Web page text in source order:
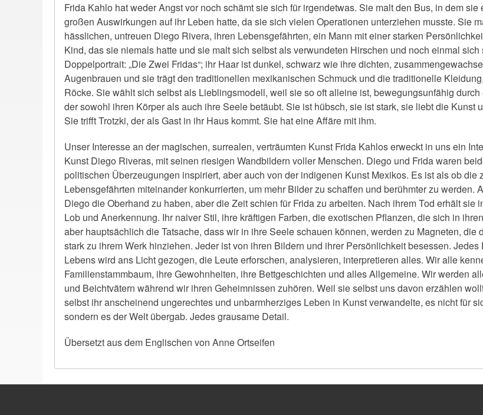
Frida Kahlo hat weder Angst vor noch schämt sie sich für irgendetwas. Sie malt den Bus, in dem sie
großen Auswirkungen auf ihr Leben hatte, da sie sich vielen Operationen unterziehen musste. Sie
hässlichen, untreuen Diego Rivera, ihren Lebensgefährten, ein Mann mit einer starken
Kind, das sie niemals hatte und sie malt sich selbst als verwundeten Hirschen und noch einmal sich
Doppelportrait: „Die Zwei Fridas“; ihr Haar ist dunkel, schwarz wie ihre dichten,
Augenbrauen und sie trägt den traditionellen mexikanischen Schmuck und die traditionelle
Röcke. Sie wählt sich selbst als Lieblingsmodell, weil sie so oft alleine ist, bewegungsunfähig durch
der sowohl ihren Körper als auch ihre Seele betäubt. Sie ist hübsch, sie ist stark, sie liebt die Kunst
Sie trifft Trotzki, der als Gast in ihr Haus kommt. Sie hat eine Affäre mit ihm.
Unser Interesse an der magischen, surrealen, verträumten Kunst Frida Kahlos erweckt in uns ein
Kunst Diego Riveras, mit seinen riesigen Wandbildern voller Menschen. Diego und Frida waren
politischen Überzeugungen inspiriert, aber auch von der indigenen Kunst Mexikos. Es ist als ob die
Lebensgefährten miteinander konkurrierten, um mehr Bilder zu schaffen und berühmter zu werden.
Diego die Oberhand zu haben, aber die Zeit schien für Frida zu arbeiten. Nach ihrem Tod erhält sie
Lob und Anerkennung. Ihr naiver Stil, ihre kräftigen Farben, die exotischen Pflanzen, die sich in
aber hauptsächlich die Tatsache, dass wir in ihre Seele schauen können, werden zu Magneten, die
stark zu ihrem Werk hinziehen. Jeder ist von ihren Bildern und ihrer Persönlichkeit besessen. Jedes
Lebens wird ans Licht gezogen, die Leute erforschen, analysieren, interpretieren alles. Wir alle
Familienstammbaum, ihre Gewohnheiten, ihre Bettgeschichten und alles Allgemeine. Wir werden
und Beichtvätern während wir ihren Geheimnissen zuhören. Weil sie selbst uns davon erzählen
selbst ihr anscheinend ungerechtes und unbarmherziges Leben in Kunst verwandelte, es nicht für
sondern es der Welt übergab. Jedes grausame Detail.
Übersetzt aus dem Englischen von Anne Ortseifen